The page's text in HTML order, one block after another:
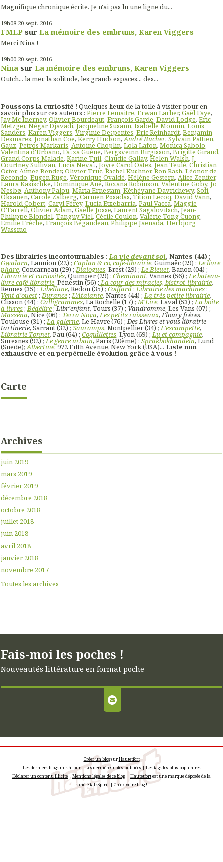
Magnifique chronique écrite. Je n'ai pas lu une ligne du...
19h08 20 sept. 2016
FMLP sur La mémoire des embruns, Karen Viggers
Merci Nina !
19h00 20 sept. 2016
Nina sur La mémoire des embruns, Karen Viggers
Outch... la mer, la solitude, les grands espaces... des...
Poussons la curiosité ! Quelques lieux de la toile à visiter pour en
savoir plus sur ces auteurs : Pierre Lemaitre, Erwan Larher, Gaël Faye,
Jay Mc Inerney, Olivier Bourdeaut,François Garde,David Lodge,Eric
Metzger,Négar Djavadi,Jacqueline Susann,Isabelle Monnin,Louis
Sanders, Karen Viggers,Virginie Despentes,Eric Reinhardt,Benjamin
Desmares,Jonathan Coe,Kerry Hudson,André Bucher,Sylvain Pattieu,
Gauz,Petros Markaris,Antoine Choplin, Lola Lafon,Monica Sabolo,
Valentina d'Urbano,Faïza Guène,Bergsveinn Birgisson,Brigitte Giraud,
Grand Corps Malade,Karine Tuil,Claudie Gallay,Helen Walsh,J.
Courtney Sullivan,Lucia Nevaï,Joyce Carol Oates,Jean Teulé,Christian
Oster,Aimee Bender,Olivier Truc,Rachel Kushner, Ron Rash,Léonor de
Recondo,Eugen Ruge,Véronique Ovaldé,Hélène Gestern,Alice Zeniter,
Laura Kasischke,Dominique Ané,Roxana Robinson,Valentine Goby,Jo
Nesbø,Anthony Palou,Maria Ernestam,Kéthévane Davrichewy,Sofi
Oksanen,Carole Zalberg,Carmen Posadas,Titiou Lecoq,David Vann,
Harold Cobert,Caryl Férey,Lucia Etxebarria,Paul Vacca, Maggie
O'Farrell,Olivier Adam,Gaëlle Josse,Laurent Sagalovitsch,Jean-
Philippe Blondel,Tanguy Viel,Cécile Coulon,Valérie Tong Cuong,
Emilie Frèche,François Bégaudeau,Philippe Jaenada,Herbjorg
Wassmo
Des librairies incontournables :La vie devant soi, Nantes (44) ;
Gwalarn, Lannion (22) ; Caplan & co, café-librairie, Guimaëc (29) ;Le livre
phare, Concarneau (29) ;Dialogues, Brest (29) ;Le Bleuet, Banon (04) ;
Librairie et curiosités, Quimper (29) ; Cheminant, Vannes (56) ;Le bateau-
livre café-librairie, Pénestin (56) ;La cour des miracles, bistrot-librairie,
Rennes (35) ;Libellune, Redon (35) ;Coiffard;Librairie des machines;
Vent d'ouest;Durance;L'Atalante, Nantes (44) ;La très petite librairie,
Clisson (44) ;Calligrammes, La Rochelle (17) ;M'Lire, Laval (53) ;La boîte
à livres;Bédélire;Libr'enfant, Tours (37) ; Vandromme, Les Vans (07) ;
Masséna, Nice (06) ; Terra Nova,Les petits ruisseaux,Floury frères,
Toulouse (31) ;La galerne, Le Havre (76) ;Des Livres et vous librairie-
tartinerie, Sarrant (32) ;Sauramps, Montpellier (34) ;L'escampette,
Librairie Tonnet, Pau (64) ;Coquillettes, Lyon (69) ;Lu et compagnie,
Suresnes (92) ;Le genre urbain, Paris (20ème) ; Sprakbokhandeln, Lund
(Suède);Albertine, 972 Fifth Avenue, New York (USA)...Liste non
exhaustive et en perpétuelle évolution grâce à vous !
Carte
Archives
juin 2019
mars 2019
février 2019
décembre 2018
octobre 2018
juillet 2018
juin 2018
avril 2018
janvier 2018
novembre 2017
Toutes les archives
Fais-moi les poches !
Nouveautés littérature en format poche
Créer un blogsurHautetfort
Les derniers blogs mis à jour|Les dernières notes publiées |Les tags les plus populaires
Déclarer un contenu illicite|Mentions légales de ce blog| Hautetfortest une marque déposée de la
société talkSpirit | Créez votreblog!